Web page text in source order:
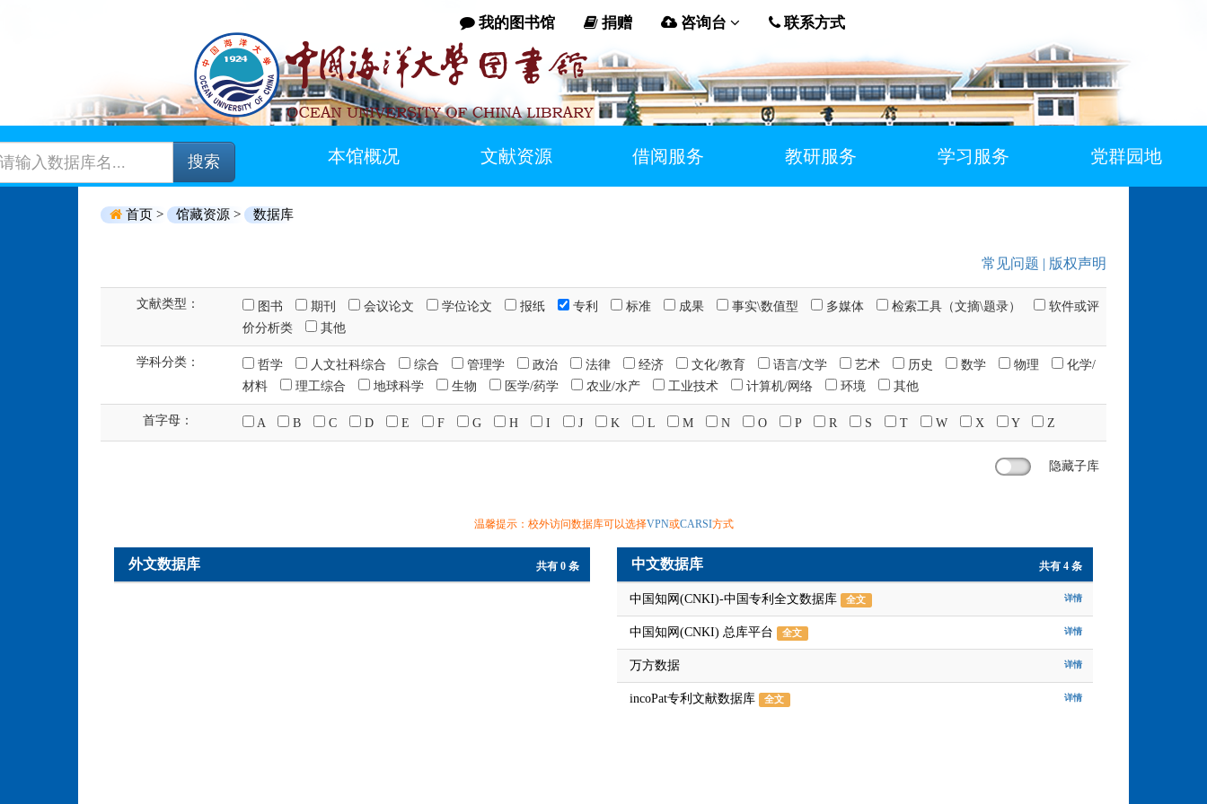
我的图书馆 捐赠 咨询台 联系方式
搜索 本馆概况 文献资源 借阅服务 教研服务 学习服务 党群园地
首页 > 馆藏资源 > 数据库
常见问题 | 版权声明
文献类型： 图书 期刊 会议论文 学位论文 报纸 专利 标准 成果 事实\数值型 多媒体 检索工具（文摘\题录）
软件或评
价分析类
其他
学科分类： 哲学 人文社科综合 综合 管理学 政治 法律 经济 文化/教育 语言/文学 艺术 历史 数学 物理
化学/
材料
理工综合 地球科学 生物 医学/药学 农业/水产 工业技术 计算机/网络 环境 其他
首字母： A B C D E F G H I J K L M N O P R S T W X Y Z
隐藏子库
温馨提示：校外访问数据库可以选择VPN或CARSI方式
外文数据库 共有 0 条 中文数据库 共有 4 条
中国知网(CNKI)-中国专利全文数据库 全文 详情
中国知网(CNKI) 总库平台 全文 详情
万方数据 详情
incoPat专利文献数据库 全文 详情